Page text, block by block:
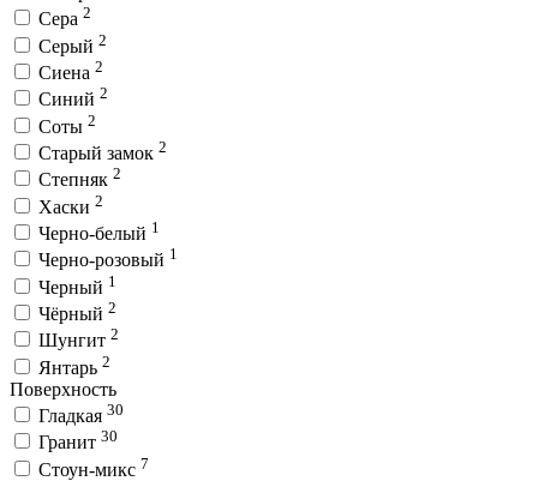
Сера 2
Серый 2
Сиена 2
Синий 2
Соты 2
Старый замок 2
Степняк 2
Хаски 2
Черно-белый 1
Черно-розовый 1
Черный 1
Чёрный 2
Шунгит 2
Янтарь 2
Поверхность
Гладкая 30
Гранит 30
Стоун-микс 7